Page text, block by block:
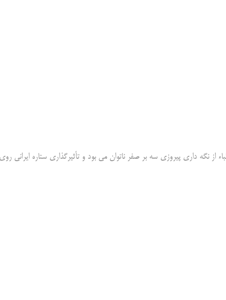
از نگه داری پیروزی سه بر صفر ناتوان می بود و تأثیرگذاری ستاره ایرانی